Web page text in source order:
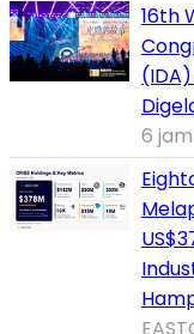
16th
6